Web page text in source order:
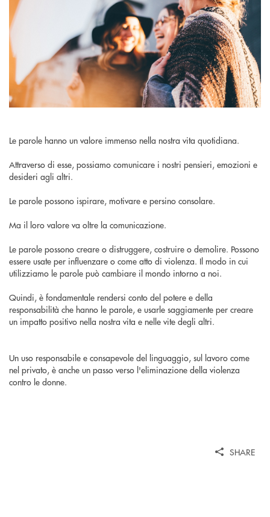
Le parole hanno un valore immenso nella nostra vita quotidiana.
Attraverso di esse, possiamo comunicare i nostri pensieri, emozioni e
desideri agli altri.
Le parole possono ispirare, motivare e persino consolare.
Ma il loro valore va oltre la comunicazione.
Le parole possono creare o distruggere, costruire o demolire. Possono
essere usate per influenzare o come atto di violenza. Il modo in cui
utilizziamo le parole può cambiare il mondo intorno a noi.
Quindi, è fondamentale rendersi conto del potere e della
responsabilità che hanno le parole, e usarle saggiamente per creare
un impatto positivo nella nostra vita e nelle vite degli altri.
Un uso responsabile e consapevole del linguaggio, sul lavoro come
nel privato, è anche un passo verso l'eliminazione della violenza
contro le donne.
SHARE